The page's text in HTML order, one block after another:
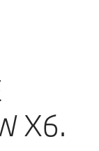
X6.